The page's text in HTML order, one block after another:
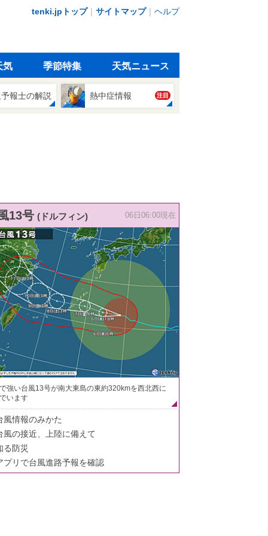
tenki.jpトップ｜ サイトマップ｜ ヘルプ
気 季節特集 天気ニュース
報士の解説 熱中症情報 注目
13号 (ドルフィン) 06日06:00現在
強い台風13号が南大東島の東約320kmを西北西に
います
風情報のみかた
風の接近、上陸に備えて
る防災
プリで台風進路予報を確認